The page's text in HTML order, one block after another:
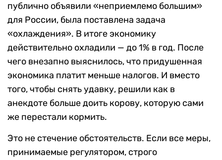
публично объявили «неприемлемо большим»
для России, была поставлена задача
«охлаждения». В итоге экономику
действительно охладили — до 1% в год. После
чего внезапно выяснилось, что придушенная
экономика платит меньше налогов. И вместо
того, чтобы снять удавку, решили как в
анекдоте больше доить корову, которую сами
же перестали кормить.
Это не стечение обстоятельств. Если все меры,
принимаемые регулятором, строго